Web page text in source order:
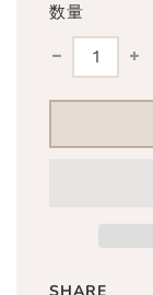
数量